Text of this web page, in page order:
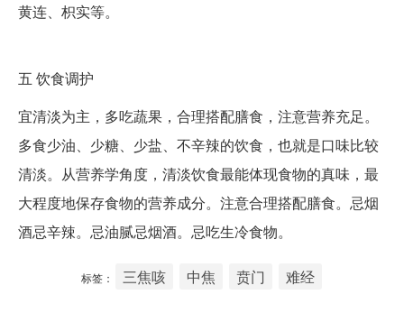
黄连、枳实等。
五 饮食调护
宜清淡为主，多吃蔬果，合理搭配膳食，注意营养充足。
多食少油、少糖、少盐、不辛辣的饮食，也就是口味比较
清淡。从营养学角度，清淡饮食最能体现食物的真味，最
大程度地保存食物的营养成分。注意合理搭配膳食。忌烟
酒忌辛辣。忌油腻忌烟酒。忌吃生冷食物。
标签： 三焦咳 中焦 贲门 难经